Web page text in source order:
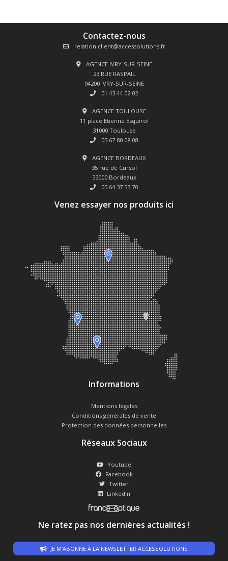
Contactez-nous
relation.client@accessolutions.fr
AGENCE IVRY-SUR-SEINE
23 RUE RASPAIL
94200 IVRY-SUR-SEINE
01 43 44 02 02
AGENCE TOULOUSE
11 place Etienne Esquirol
31000 Toulouse
05 67 80 08 08
AGENCE BORDEAUX
35 rue de Cursol
33000 Bordeaux
05 64 37 53 70
Venez essayer nos produits ici
Informations
Mentions légales
Conditions générales de vente
Protection des données personnelles
Réseaux Sociaux
Youtube
Facebook
Twitter
LinkedIn
Ne ratez pas nos dernières actualités !
JE M'ABONNE À LA NEWSLETTER ACCESSOLUTIONS